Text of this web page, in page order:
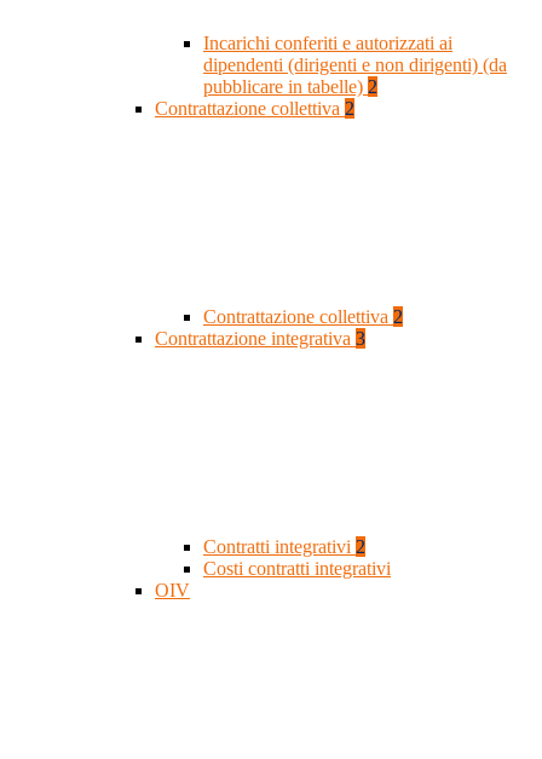
Incarichi conferiti e autorizzati ai
dipendenti (dirigenti e non dirigenti) (da
pubblicare in tabelle) 2
Contrattazione collettiva 2
Contrattazione collettiva 2
Contrattazione integrativa 3
Contratti integrativi 2
Costi contratti integrativi
OIV